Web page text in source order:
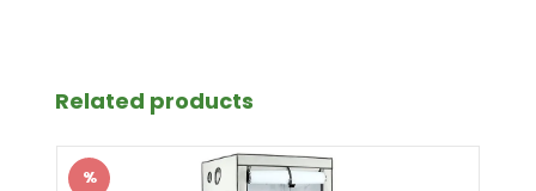
Produktgalerie überspringen
Related products
%